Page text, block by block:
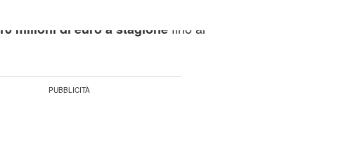
10 milioni di euro a stagionefino al